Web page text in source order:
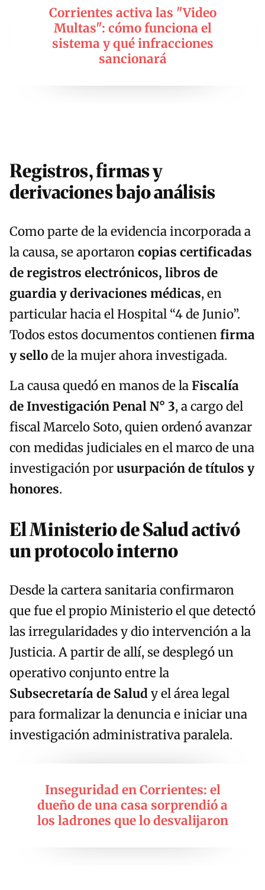
Corrientes activa las "Video
Multas": cómo funciona el
sistema y qué infracciones
sancionará
Registros, firmas y
derivaciones bajo análisis
Como parte de la evidencia incorporada a
la causa, se aportaroncopias certificadas
de registros electrónicos, libros de
guardia y derivaciones médicas, en
particular hacia el Hospital “4 de Junio”.
Todos estos documentos contienenfirma
y sellode la mujer ahora investigada.
La causa quedó en manos de laFiscalía
de Investigación Penal N° 3, a cargo del
fiscal Marcelo Soto, quien ordenó avanzar
con medidas judiciales en el marco de una
investigación porusurpación de títulos y
honores.
El Ministerio de Salud activó
un protocolo interno
Desde la cartera sanitaria confirmaron
que fue el propio Ministerio el que detectó
las irregularidades y dio intervención a la
Justicia. A partir de allí, se desplegó un
operativo conjunto entre la
Subsecretaría de Saludy el área legal
para formalizar la denuncia e iniciar una
investigación administrativa paralela.
Inseguridad en Corrientes: el
dueño de una casa sorprendió a
los ladrones que lo desvalijaron